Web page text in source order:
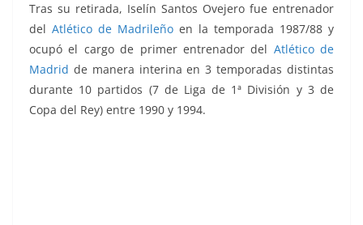
Tras su retirada, Iselín Santos Ovejero fue entrenador
del Atlético de Madrileño en la temporada 1987/88 y
ocupó el cargo de primer entrenador del Atlético de
Madrid de manera interina en 3 temporadas distintas
durante 10 partidos (7 de Liga de 1ª División y 3 de
Copa del Rey) entre 1990 y 1994.